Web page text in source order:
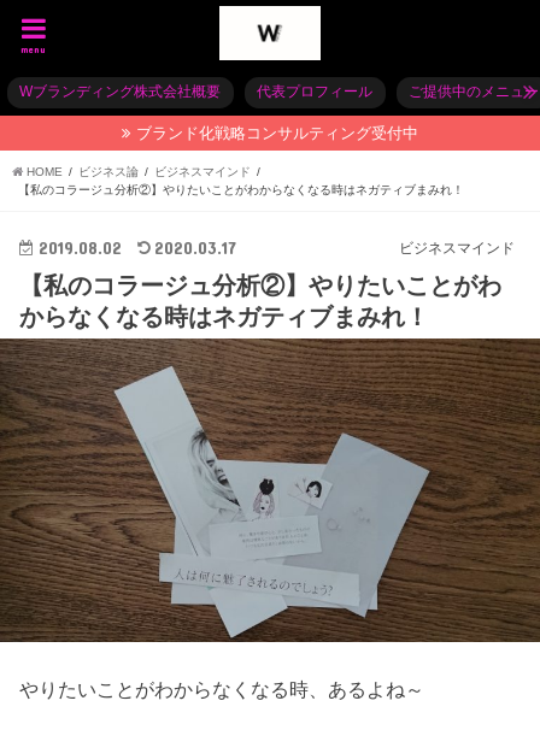
menu
Wブランディング株式会社概要 代表プロフィール ご提供中のメニュー
ブランド化戦略コンサルティング受付中
HOME ビジネス論
ビジネスマインド
【私のコラージュ分析②】やりたいことがわからなくなる時はネガティブまみれ！
ビジネスマインド
2019.08.02 2020.03.17
【私のコラージュ分析②】やりたいことがわ
からなくなる時はネガティブまみれ！
やりたいことがわからなくなる時、あるよね～